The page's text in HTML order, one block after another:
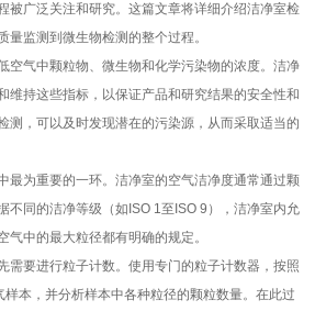
被广泛关注和研究。这篇文章将详细介绍洁净室检
量监测到微生物检测的整个过程。
空气中颗粒物、微生物和化学污染物的浓度。洁净
维持这些指标，以保证产品和研究结果的安全性和
测，可以及时发现潜在的污染源，从而采取适当的
最为重要的一环。洁净室的空气洁净度通常通过颗
不同的洁净等级（如ISO 1至ISO 9），洁净室内允
气中的最大粒径都有明确的规定。
需要进行粒子计数。使用专门的粒子计数器，按照
样本，并分析样本中各种粒径的颗粒数量。在此过